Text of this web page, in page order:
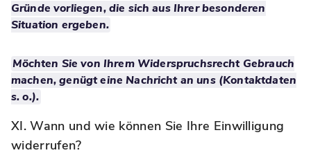
Gründe vorliegen, die sich aus Ihrer besonderen
Situation ergeben.
Möchten Sie von Ihrem Widerspruchsrecht Gebrauch
machen, genügt eine Nachricht an uns (Kontaktdaten
s. o.).
XI. Wann und wie können Sie Ihre Einwilligung
widerrufen?